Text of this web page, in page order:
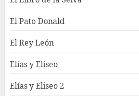
El Pato Donald
El Rey León
Elías y Eliseo
Elías y Eliseo 2